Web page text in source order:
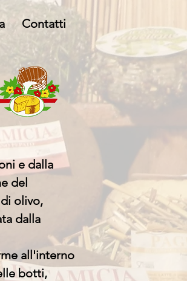
Contatti
e dalla
del
olivo,
dalla
all'interno
botti,